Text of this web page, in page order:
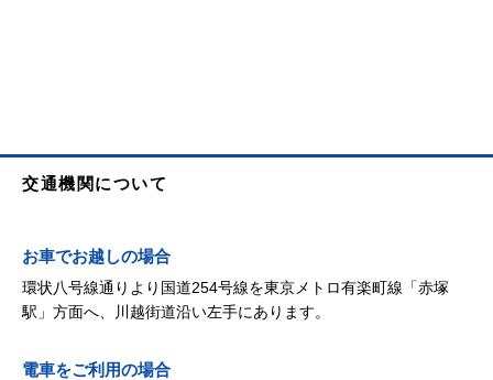
交通機関について
お車でお越しの場合
環状八号線通りより国道254号線を東京メトロ有楽町線「赤塚
駅」方面へ、川越街道沿い左手にあります。
電車をご利用の場合